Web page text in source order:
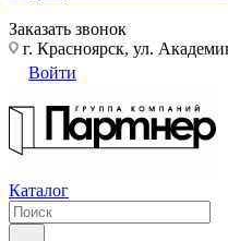
Заказать звонок
г. Красноярск, ул.
Войти
Каталог